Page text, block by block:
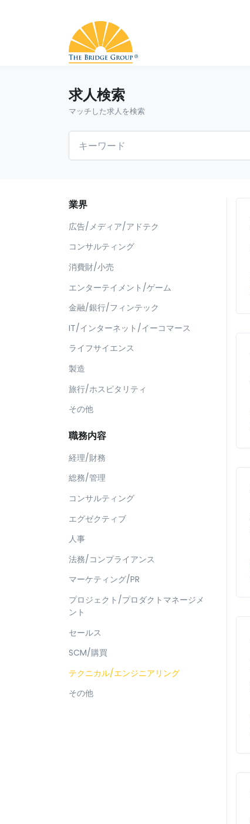
求人検索
マッチした求人を検索
業界
広告/メディア/アドテク
コンサルティング
消費財/小売
エンターテイメント/ゲーム
金融/銀行/フィンテック
IT/インターネット/イーコマース
ライフサイエンス
製造
旅行/ホスピタリティ
その他
職務内容
経理/財務
総務/管理
コンサルティング
エグゼクティブ
人事
法務/コンプライアンス
マーケティング/PR
プロジェクト/プロダクトマネージメ
ント
セールス
SCM/購買
テクニカル/エンジニアリング
その他